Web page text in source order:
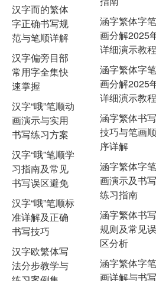
汉字而的繁体
字正确书写规
范与笔顺详解
汉字偏旁目部
常用字全集快
速掌握
汉字“哦”笔顺动
画演示与实用
书写练习方案
汉字“哦”笔顺学
习指南及常见
书写误区避免
汉字“哦”笔顺标
准详解及正确
书写技巧
汉字欧繁体写
法分步教学与
涵字繁体字笔
画分解2025
详细演示教程
涵字繁体字笔
画分解2025
详细演示教程
涵字繁体书写
技巧与笔画顺
序详解
涵字繁体字笔
画演示及书写
练习指南
涵字繁体书写
规则及常见误
区分析
涵字繁体字笔
画详解与书写